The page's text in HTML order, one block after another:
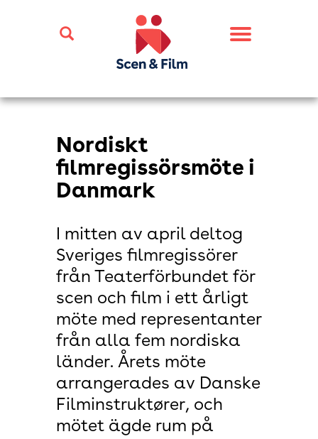
Toggle
Nordiskt
filmregissörsmöte i
Danmark
I mitten av april deltog
Sveriges filmregissörer
från Teaterförbundet för
scen och film i ett årligt
möte med representanter
från alla fem nordiska
länder. Årets möte
arrangerades av Danske
Filminstruktører, och
mötet ägde rum på